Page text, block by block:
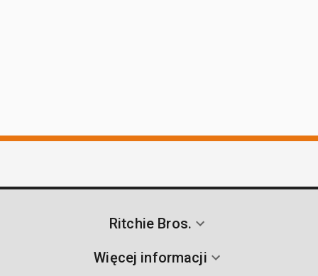
Ritchie Bros.
Więcej informacji